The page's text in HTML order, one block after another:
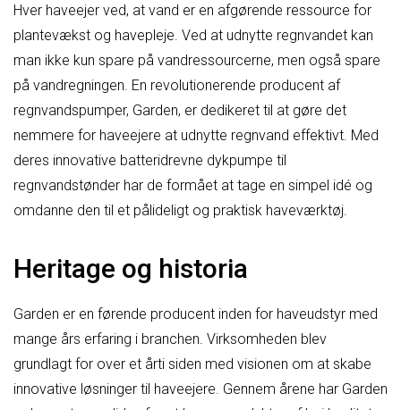
Hver haveejer ved, at vand er en afgørende ressource for
plantevækst og havepleje. Ved at udnytte regnvandet kan
man ikke kun spare på vandressourcerne, men også spare
på vandregningen. En revolutionerende producent af
regnvandspumper, Garden, er dedikeret til at gøre det
nemmere for haveejere at udnytte regnvand effektivt. Med
deres innovative batteridrevne dykpumpe til
regnvandstønder har de formået at tage en simpel idé og
omdanne den til et pålideligt og praktisk haveværktøj.
Heritage og historia
Garden er en førende producent inden for haveudstyr med
mange års erfaring i branchen. Virksomheden blev
grundlagt for over et årti siden med visionen om at skabe
innovative løsninger til haveejere. Gennem årene har Garden